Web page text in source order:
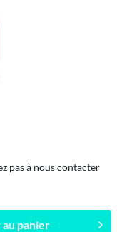
pas à nous contacter
panier